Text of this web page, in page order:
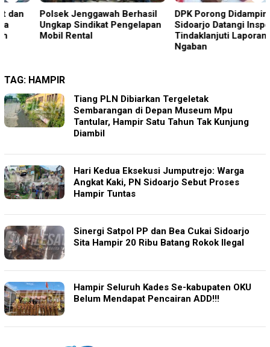
Polsek Jenggawah Berhasil
Ungkap Sindikat Pengelapan
Mobil Rental
DPK Porong Didampingi DPD
Sidoarjo Datangi Inspektorat
Tindaklanjuti Laporan Desa
TAG: HAMPIR
Tiang PLN Dibiarkan Tergeletak
Sembarangan di Depan Museum Mpu
Tantular, Hampir Satu Tahun Tak Kunjung
Diambil
Hari Kedua Eksekusi Jumputrejo: Warga
Angkat Kaki, PN Sidoarjo Sebut Proses
Hampir Tuntas
Sinergi Satpol PP dan Bea Cukai Sidoarjo
Sita Hampir 20 Ribu Batang Rokok Ilegal
Hampir Seluruh Kades Se-kabupaten OKU
Belum Mendapat Pencairan ADD!!!